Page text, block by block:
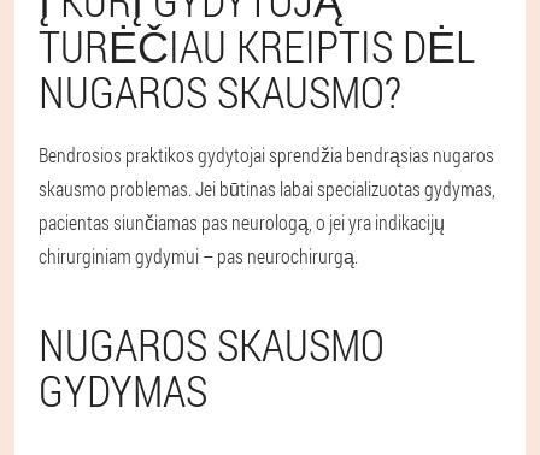
TURĖČIAU KREIPTIS DĖL
NUGAROS SKAUSMO?
Bendrosios praktikos gydytojai sprendžia bendrąsias nugaros
skausmo problemas. Jei būtinas labai specializuotas gydymas,
pacientas siunčiamas pas neurologą, o jei yra indikacijų
chirurginiam gydymui – pas neurochirurgą.
NUGAROS SKAUSMO
GYDYMAS